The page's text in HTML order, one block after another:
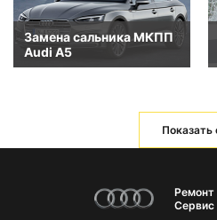
Замена сальника МКПП
Audi A5
Показать
Ремонт
Сервис